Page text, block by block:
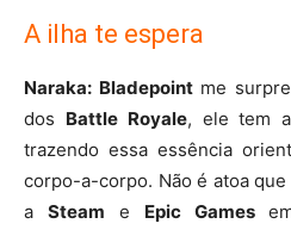
A ilha te espera
Naraka: Bladepointme
dos Battle Royale, ele tem
trazendo essa essência
corpo-a-corpo. Não é atoa
a Steam e Epic Games